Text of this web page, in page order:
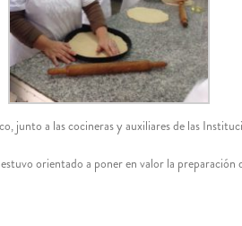
junto a las cocineras y auxiliares de las
orientado a poner en valor la